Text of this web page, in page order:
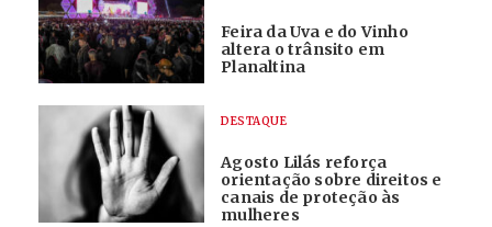
Feira da Uva e do Vinho
altera o trânsito em
Planaltina
DESTAQUE
Agosto Lilás reforça
orientação sobre direitos e
canais de proteção às
mulheres